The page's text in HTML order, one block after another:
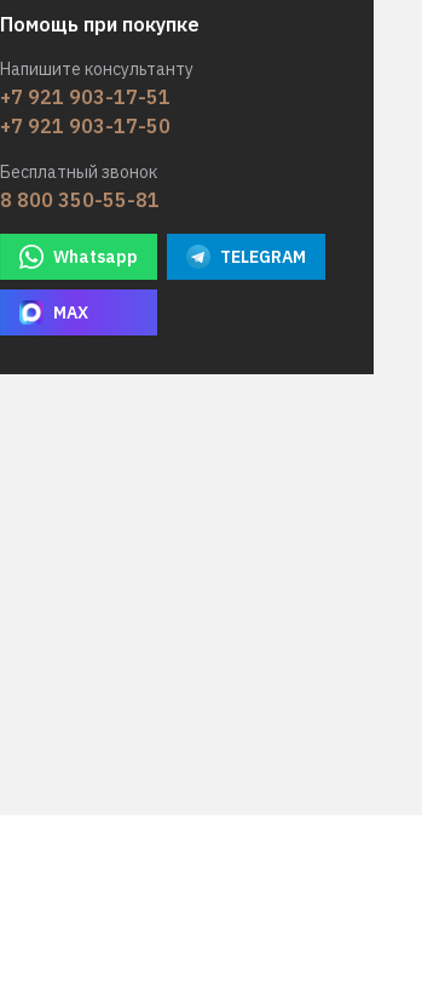
Помощь при покупке
Напишите консультанту
+7 921 903-17-51
+7 921 903-17-50
Бесплатный звонок
8 800 350-55-81
Whatsapp TELEGRAM
MAX